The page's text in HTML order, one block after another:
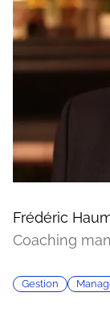
Frédéric
Coaching
Gestion